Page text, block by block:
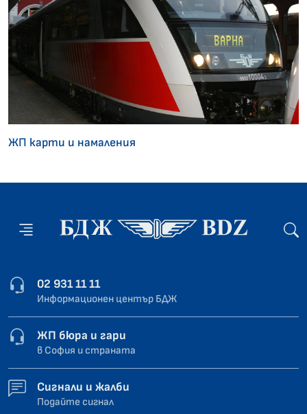
ЖП карти и намаления
02 931 11 11
Информационен център БДЖ
ЖП бюра и гари
в София и страната
Сигнали и жалби
Подайте сигнал